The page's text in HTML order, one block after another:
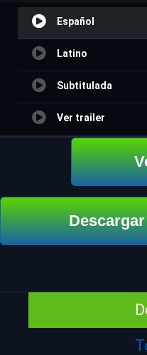
Español
Latino
Subtitulada
Ver trailer
Descargar